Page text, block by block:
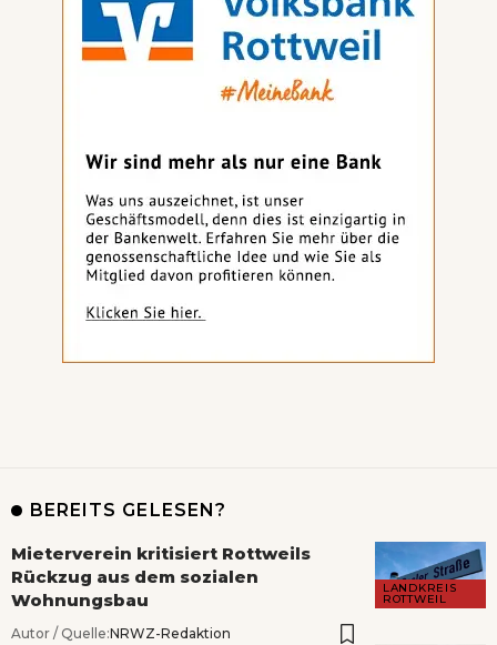
BEREITS GELESEN?
LANDKREIS
ROTTWEIL
Mieterverein kritisiert Rottweils
Rückzug aus dem sozialen
Wohnungsbau
Autor / Quelle:NRWZ-Redaktion